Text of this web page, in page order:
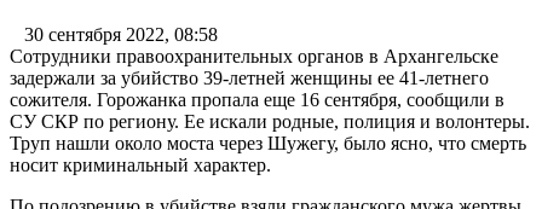
30 сентября 2022, 08:58
Сотрудники правоохранительных органов в Архангельске
задержали за убийство 39-летней женщины ее 41-летнего
сожителя. Горожанка пропала еще 16 сентября, сообщили в
СУ СКР по региону. Ее искали родные, полиция и волонтеры.
Труп нашли около моста через Шужегу, было ясно, что смерть
носит криминальный характер.